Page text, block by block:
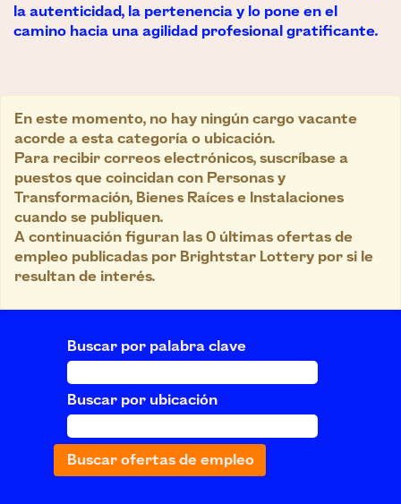
la autenticidad, la pertenencia y lo pone en el
camino hacia una agilidad profesional gratificante.
En este momento, no hay ningún cargo vacante
acorde a esta categoría o ubicación.
Para recibir correos electrónicos, suscríbase a
puestos que coincidan con Personas y
Transformación, Bienes Raíces e Instalaciones
cuando se publiquen.
A continuación figuran las 0 últimas ofertas de
empleo publicadas por Brightstar Lottery por si le
resultan de interés.
Buscar por palabra clave
Buscar por ubicación